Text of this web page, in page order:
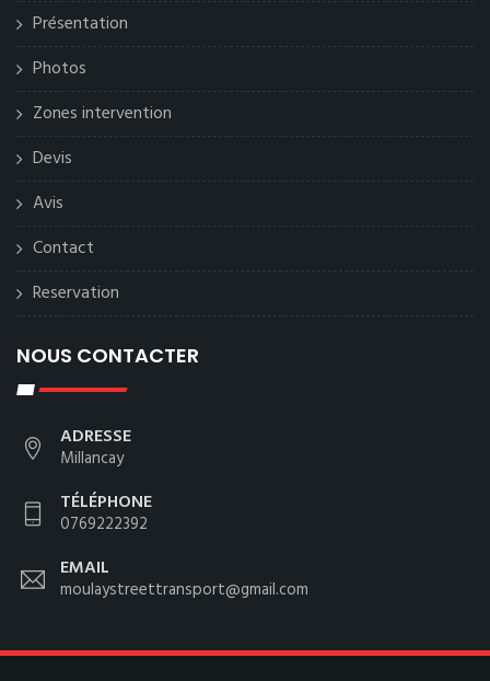
Présentation
Photos
Zones intervention
Devis
Avis
Contact
Reservation
NOUS CONTACTER
ADRESSE
Millancay
TÉLÉPHONE
0769222392
EMAIL
moulaystreettransport@gmail.com